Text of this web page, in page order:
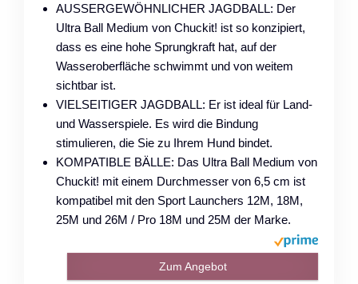
AUSSERGEWÖHNLICHER JAGDBALL: Der
Ultra Ball Medium von Chuckit! ist so konzipiert,
dass es eine hohe Sprungkraft hat, auf der
Wasseroberfläche schwimmt und von weitem
sichtbar ist.
VIELSEITIGER JAGDBALL: Er ist ideal für Land-
und Wasserspiele. Es wird die Bindung
stimulieren, die Sie zu Ihrem Hund bindet.
KOMPATIBLE BÄLLE: Das Ultra Ball Medium von
Chuckit! mit einem Durchmesser von 6,5 cm ist
kompatibel mit den Sport Launchers 12M, 18M,
25M und 26M / Pro 18M und 25M der Marke.
Zum Angebot